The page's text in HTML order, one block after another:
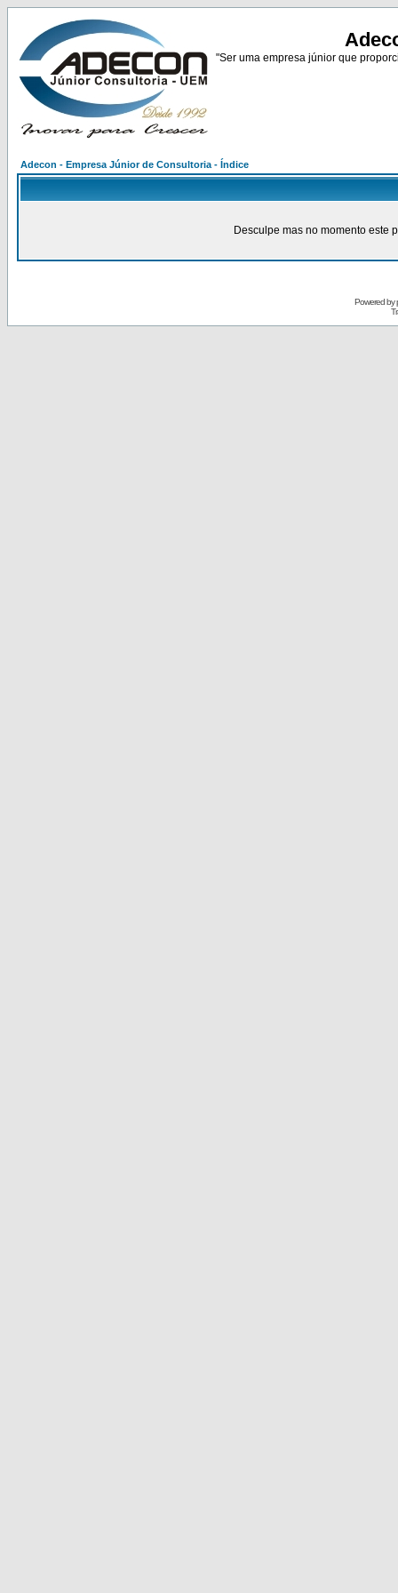
"Ser uma empresa júnior que
Adecon - Empresa Júnior de Consultoria - Índice
Desculpe mas no momento este
Powered by